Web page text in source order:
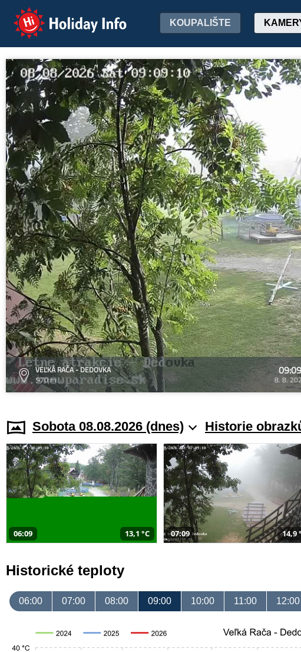
Holiday Info KOUPALIŠTE
VEĽKÁ RAČA - DEDOVKA
970 m
8. 8.
Sobota 08.08.2026 (dnes) Historie
06:09 13,1 °C 07:09 14,9
Historické teploty
06:00 07:00 08:00 09:00 10:00 11:00 12:00